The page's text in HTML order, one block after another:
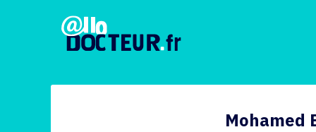
Mohamed